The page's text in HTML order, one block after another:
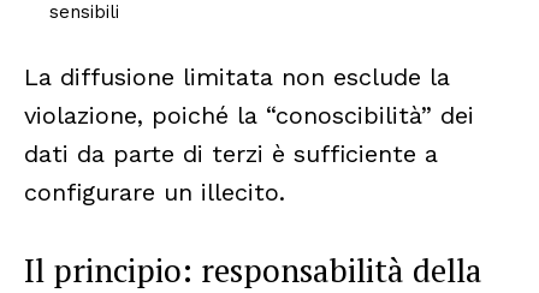
sensibili
La diffusione limitata non esclude la
violazione, poiché la “conoscibilità” dei
dati da parte di terzi è sufficiente a
configurare un illecito.
Il principio: responsabilità della